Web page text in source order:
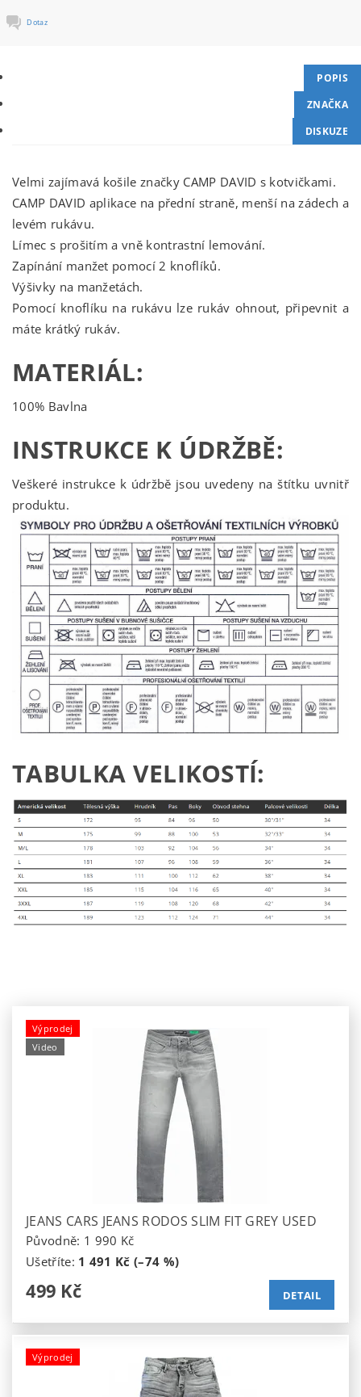
Dotaz
POPIS
ZNAČKA
DISKUZE
Velmi zajímavá košile značky CAMP DAVID s kotvičkami.
CAMP DAVID aplikace na přední straně, menší na zádech a
levém rukávu.
Límec s prošitím a vně kontrastní lemování.
Zapínání manžet pomocí 2 knoflíků.
Výšivky na manžetách.
Pomocí knoflíku na rukávu lze rukáv ohnout, připevnit a
máte krátký rukáv.
MATERIÁL:
100% Bavlna
INSTRUKCE K ÚDRŽBĚ:
Veškeré instrukce k údržbě jsou uvedeny na štítku uvnitř
produktu.
TABULKA VELIKOSTÍ:
Výprodej
Video
JEANS CARS JEANS RODOS SLIM FIT GREY USED
Původně: 1 990 Kč
Ušetříte: 1 491 Kč (–74 %)
499 Kč DETAIL
Výprodej